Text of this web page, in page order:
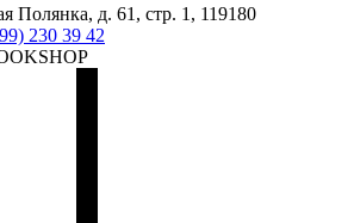
Полянка, д. 61, стр. 1, 119180
230 39 42